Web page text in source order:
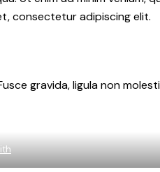
consectetur adipiscing elit.
gravida, ligula non